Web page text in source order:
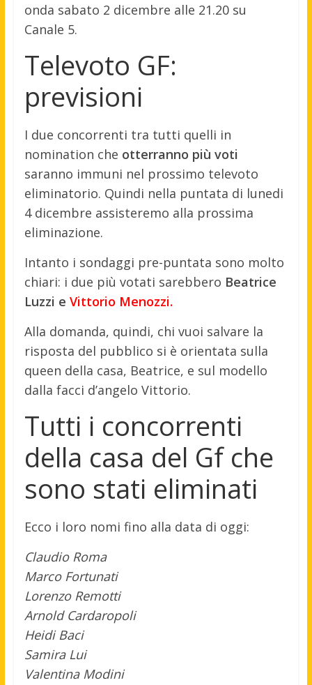
onda sabato 2 dicembre alle 21.20 su
Canale 5.
Televoto GF:
previsioni
I due concorrenti tra tutti quelli in
nomination che otterranno più voti
saranno immuni nel prossimo televoto
eliminatorio. Quindi nella puntata di lunedi
4 dicembre assisteremo alla prossima
eliminazione.
Intanto i sondaggi pre-puntata sono molto
chiari: i due più votati sarebbero Beatrice
Luzzi e Vittorio Menozzi.
Alla domanda, quindi, chi vuoi salvare la
risposta del pubblico si è orientata sulla
queen della casa, Beatrice, e sul modello
dalla facci d’angelo Vittorio.
Tutti i concorrenti
della casa del Gf che
sono stati eliminati
Ecco i loro nomi fino alla data di oggi:
Claudio Roma
Marco Fortunati
Lorenzo Remotti
Arnold Cardaropoli
Heidi Baci
Samira Lui
Valentina Modini